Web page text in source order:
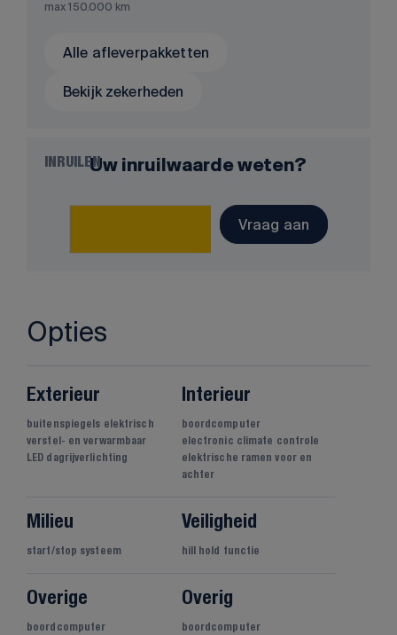
max 150.000 km
Alle afleverpakketten
Bekijk zekerheden
INRUILENUw inruilwaarde weten?
Vraag aan
Opties
Exterieur
buitenspiegels elektrisch
verstel- en verwarmbaar
LED dagrijverlichting
Interieur
boordcomputer
electronic climate controle
elektrische ramen voor en
achter
Milieu
start/stop systeem
Veiligheid
hill hold functie
Overige
boordcomputer
Overig
boordcomputer